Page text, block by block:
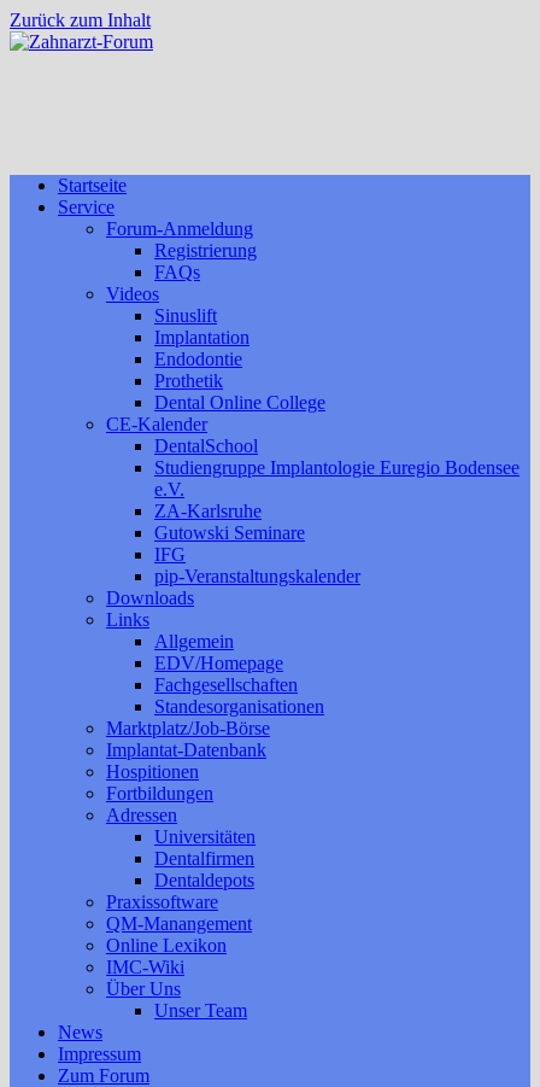
Zurück zum Inhalt
Startseite
Service
Forum-Anmeldung
Registrierung
FAQs
Videos
Sinuslift
Implantation
Endodontie
Prothetik
Dental Online College
CE-Kalender
DentalSchool
Studiengruppe Implantologie Euregio Bodensee
e.V.
ZA-Karlsruhe
Gutowski Seminare
IFG
pip-Veranstaltungskalender
Downloads
Links
Allgemein
EDV/Homepage
Fachgesellschaften
Standesorganisationen
Marktplatz/Job-Börse
Implantat-Datenbank
Hospitionen
Fortbildungen
Adressen
Universitäten
Dentalfirmen
Dentaldepots
Praxissoftware
QM-Manangement
Online Lexikon
IMC-Wiki
Über Uns
Unser Team
News
Impressum
Zum Forum